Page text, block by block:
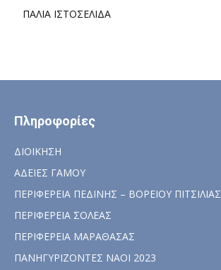
ΠΑΛΙΑ ΙΣΤΟΣΕΛΙΔΑ
Πληροφορίες
ΔΙΟΙΚΗΣΗ
ΑΔΕΙΕΣ ΓΑΜΟΥ
ΠΕΡΙΦΕΡΕΙΑ ΠΕΔΙΝΗΣ – ΒΟΡΕΙΟΥ ΠΙΤΣΙΛΙΑΣ
ΠΕΡΙΦΕΡΕΙΑ ΣΟΛΕΑΣ
ΠΕΡΙΦΕΡΕΙΑ ΜΑΡΑΘΑΣΑΣ
ΠΑΝΗΓΥΡΙΖΟΝΤΕΣ ΝΑΟΙ 2023